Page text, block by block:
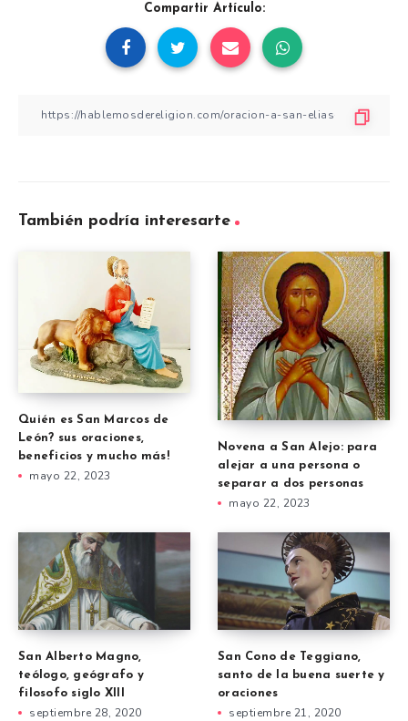
Compartir Artículo:
También podría interesarte
Quién es San Marcos de
León? sus oraciones,
beneficios y mucho más!
mayo 22, 2023
Novena a San Alejo: para
alejar a una persona o
separar a dos personas
mayo 22, 2023
San Alberto Magno,
teólogo, geógrafo y
filosofo siglo XIII
septiembre 28, 2020
San Cono de Teggiano,
santo de la buena suerte y
oraciones
septiembre 21, 2020